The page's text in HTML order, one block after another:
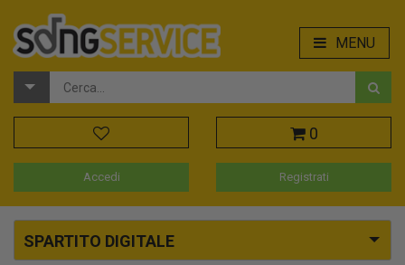
MENU
0
Accedi Registrati
SPARTITO DIGITALE